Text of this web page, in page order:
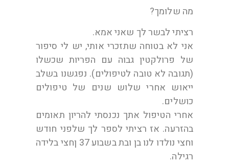
מה שלומך?
רציתי לבשר לך שאני אמא.
אני לא בטוחה שתזכרי אותי, יש לי סיפור
של פרולקטין גבוה עם הפריות שכשלו
(תגובה לא טובה לטיפולים). נפגשנו בשלב
ייאוש אחרי שלוש שנים של טיפולים
כושלים.
אחרי הטיפול אתך נכנסתי להריון תאומים
בהזרעה. אז רציתי לספר לך שלפני חודש
וחצי נולדו לנו בן ובת בשבוע 37 ןחצי בלידה
רגילה.